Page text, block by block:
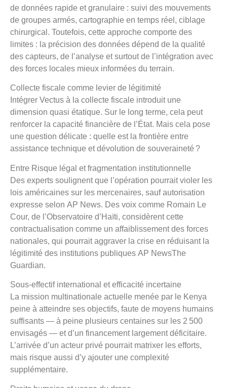
de données rapide et granulaire : suivi des mouvements
de groupes armés, cartographie en temps réel, ciblage
chirurgical. Toutefois, cette approche comporte des
limites : la précision des données dépend de la qualité
des capteurs, de l’analyse et surtout de l’intégration avec
des forces locales mieux informées du terrain.
Collecte fiscale comme levier de légitimité
Intégrer Vectus à la collecte fiscale introduit une
dimension quasi étatique. Sur le long terme, cela peut
renforcer la capacité financière de l’État. Mais cela pose
une question délicate : quelle est la frontière entre
assistance technique et dévolution de souveraineté ?
Entre Risque légal et fragmentation institutionnelle
Des experts soulignent que l’opération pourrait violer les
lois américaines sur les mercenaires, sauf autorisation
expresse selon AP News. Des voix comme Romain Le
Cour, de l’Observatoire d’Haïti, considèrent cette
contractualisation comme un affaiblissement des forces
nationales, qui pourrait aggraver la crise en réduisant la
légitimité des institutions publiques AP NewsThe
Guardian.
Sous‑effectif international et efficacité incertaine
La mission multinationale actuelle menée par le Kenya
peine à atteindre ses objectifs, faute de moyens humains
suffisants — à peine plusieurs centaines sur les 2 500
envisagés — et d’un financement largement déficitaire.
L’arrivée d’un acteur privé pourrait matrixer les efforts,
mais risque aussi d’y ajouter une complexité
supplémentaire.